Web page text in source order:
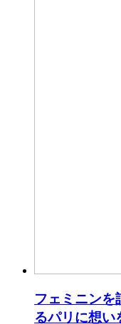
フェミニンを
るパリに想い